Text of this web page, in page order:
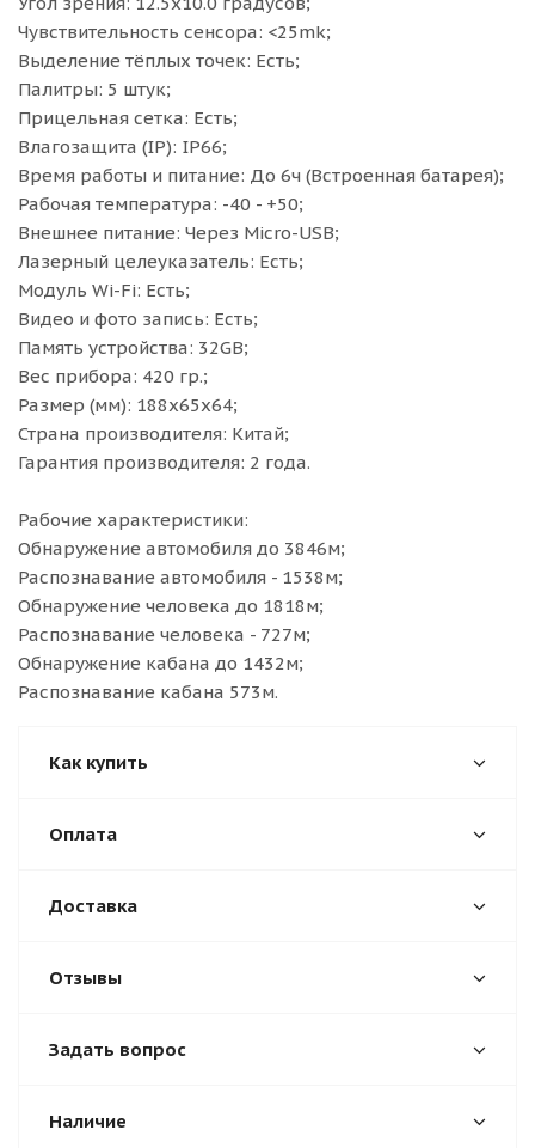
Чувствительность сенсора: <25mk;
Выделение тёплых точек: Есть;
Палитры: 5 штук;
Прицельная сетка: Есть;
Влагозащита (IP): IP66;
Время работы и питание: До 6ч (Встроенная батарея);
Рабочая температура: -40 - +50;
Внешнее питание: Через Micro-USB;
Лазерный целеуказатель: Есть;
Модуль Wi-Fi: Есть;
Видео и фото запись: Есть;
Память устройства: 32GB;
Вес прибора: 420 гр.;
Размер (мм): 188x65x64;
Страна производителя: Китай;
Гарантия производителя: 2 года.
Рабочие характеристики:
Обнаружение автомобиля до 3846м;
Распознавание автомобиля - 1538м;
Обнаружение человека до 1818м;
Распознавание человека - 727м;
Обнаружение кабана до 1432м;
Распознавание кабана 573м.
Как купить
Оплата
Доставка
Отзывы
Задать вопрос
Наличие